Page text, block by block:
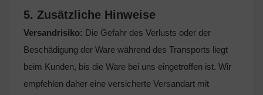
5. Zusätzliche Hinweise
Versandrisiko: Die Gefahr des Verlusts oder der
Beschädigung der Ware während des Transports liegt
beim Kunden, bis die Ware bei uns eingetroffen ist. Wir
empfehlen daher eine versicherte Versandart mit